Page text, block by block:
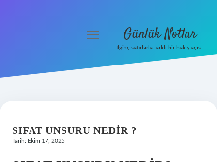
Hakkımızda
menüyü
Günlük Notlar
İlginç satırlarla farklı bir bakış açısı.
SIFAT UNSURU NEDIR ?
Tarih: Ekim 17, 2025